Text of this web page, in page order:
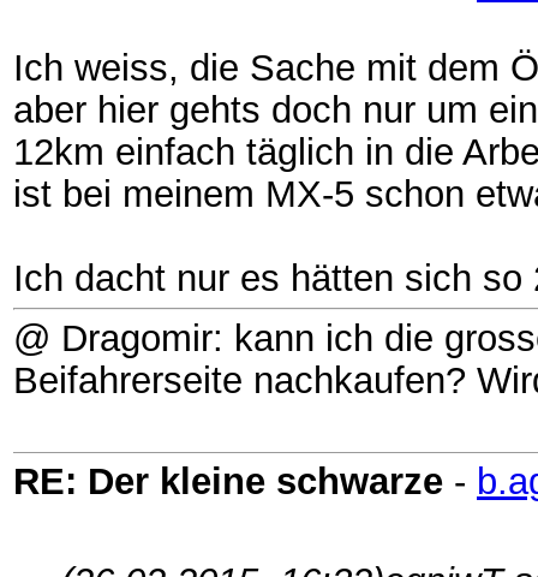
Ich weiss, die Sache mit dem
aber hier gehts doch nur um
12km einfach täglich in die
ist bei meinem MX-5 schon
Ich dacht nur es hätten sich
@ Dragomir: kann ich die
Beifahrerseite nachkaufen?
RE: Der kleine schwarze -